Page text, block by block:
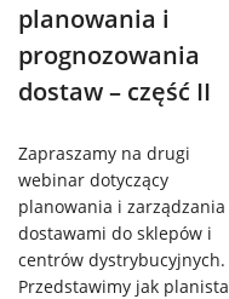
planowania i
prognozowania
dostaw – część II
Zapraszamy na drugi
webinar dotyczący
planowania i zarządzania
dostawami do sklepów i
centrów dystrybucyjnych.
Przedstawimy jak planista